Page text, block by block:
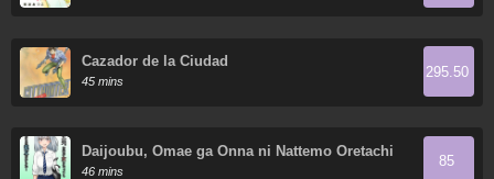
Cazador de la Ciudad
45 mins
295.50
Daijoubu, Omae ga Onna ni Nattemo Oretachi
wa Shinyuu dakara na!
46 mins
85